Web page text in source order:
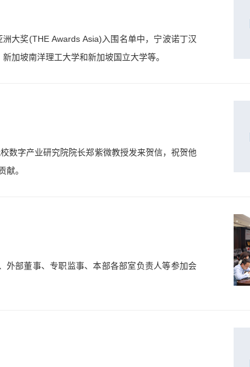
大奖(THE Awards Asia)入围名单中，宁波诺丁汉
加坡南洋理工大学和新加坡国立大学等。
数字产业研究院院长郑紫微教授发来贺信，祝贺他
献。
部董事、专职监事、本部各部室负责人等参加会